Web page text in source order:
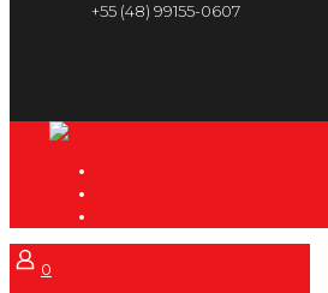
+55 (48) 99155-0607
0